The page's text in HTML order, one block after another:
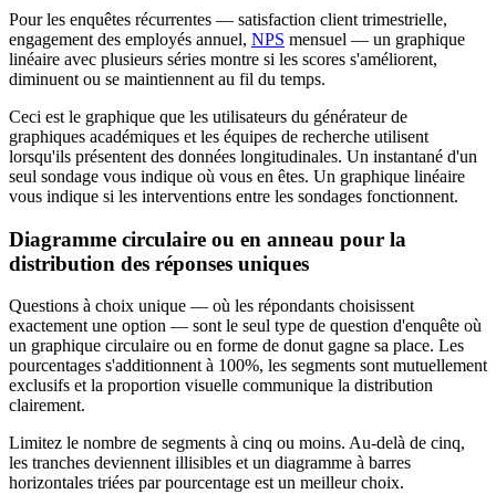
Pour les enquêtes récurrentes — satisfaction client trimestrielle,
engagement des employés annuel, NPS mensuel — un graphique
linéaire avec plusieurs séries montre si les scores s'améliorent,
diminuent ou se maintiennent au fil du temps.
Ceci est le graphique que les utilisateurs du générateur de
graphiques académiques et les équipes de recherche utilisent
lorsqu'ils présentent des données longitudinales. Un instantané d'un
seul sondage vous indique où vous en êtes. Un graphique linéaire
vous indique si les interventions entre les sondages fonctionnent.
Diagramme circulaire ou en anneau pour la
distribution des réponses uniques
Questions à choix unique — où les répondants choisissent
exactement une option — sont le seul type de question d'enquête où
un graphique circulaire ou en forme de donut gagne sa place. Les
pourcentages s'additionnent à 100%, les segments sont mutuellement
exclusifs et la proportion visuelle communique la distribution
clairement.
Limitez le nombre de segments à cinq ou moins. Au-delà de cinq,
les tranches deviennent illisibles et un diagramme à barres
horizontales triées par pourcentage est un meilleur choix.